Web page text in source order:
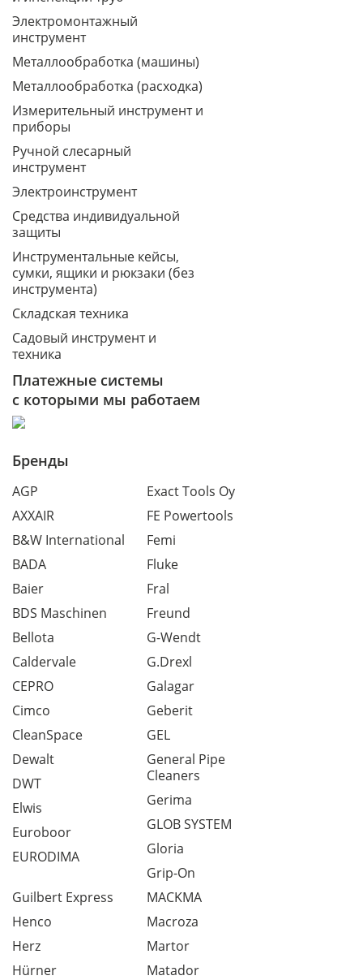
Электромонтажный
инструмент
Металлообработка (машины)
Металлообработка (расходка)
Измерительный инструмент и
приборы
Ручной слесарный
инструмент
Электроинструмент
Средства индивидуальной
защиты
Инструментальные кейсы,
сумки, ящики и рюкзаки (без
инструмента)
Складская техника
Садовый инструмент и
техника
Платежные системы
с которыми мы работаем
Бренды
AGP
AXXAIR
B&W International
BADA
Baier
BDS Maschinen
Bellota
Caldervale
CEPRO
Cimco
CleanSpace
Dewalt
DWT
Elwis
Euroboor
EURODIMA
Exact Tools Oy
FE Powertools
Femi
Fluke
Fral
Freund
G-Wendt
G.Drexl
Galagar
Geberit
GEL
General Pipe
Cleaners
Gerima
GLOB SYSTEM
Gloria
Grip-On
Guilbert Express
Henco
Herz
Hürner
MACKMA
Macroza
Martor
Matador